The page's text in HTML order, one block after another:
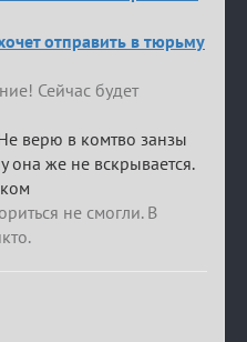
отправить в тюрьму
Сейчас будет
верю в комтво занзы
она же не вскрывается.
не смогли. В